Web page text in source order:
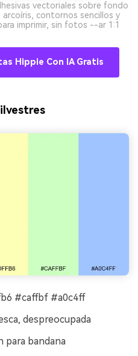
vectoriales sobre fondo
contornos sencillos y
imprimir, sin fotos --ar 1:1
Hippie Con IA Gratis
#caffbf #a0c4ff
despreocupada
para bandana